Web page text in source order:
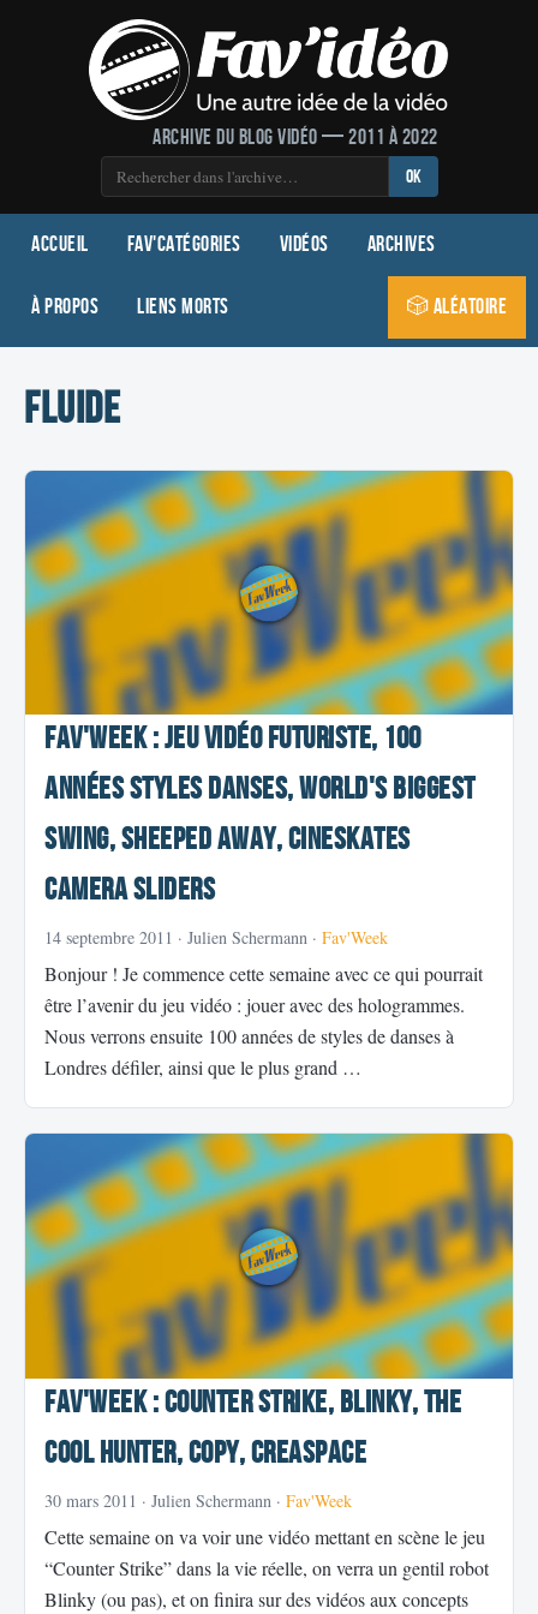
Archive du blog vidéo — 2011 à 2022
OK
Accueil Fav'Catégories Vidéos Archives
À propos Liens morts 🎲 Aléatoire
fluide
Fav'Week : Jeu vidéo futuriste, 100
années styles danses, World's Biggest
Swing, Sheeped Away, CineSkates
Camera Sliders
14 septembre 2011 · Julien Schermann · Fav'Week
Bonjour ! Je commence cette semaine avec ce qui pourrait
être l’avenir du jeu vidéo : jouer avec des hologrammes.
Nous verrons ensuite 100 années de styles de danses à
Londres défiler, ainsi que le plus grand …
Fav'Week : Counter Strike, Blinky, The
cool hunter, Copy, Creaspace
30 mars 2011 · Julien Schermann · Fav'Week
Cette semaine on va voir une vidéo mettant en scène le jeu
“Counter Strike” dans la vie réelle, on verra un gentil robot
Blinky (ou pas), et on finira sur des vidéos aux concepts